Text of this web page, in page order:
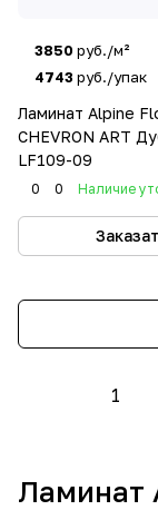
3850 руб./м²
4743 руб./упак
Ламинат Alpine
CHEVRON ART
LF109-09
0 0 Наличие
1
Ламинат